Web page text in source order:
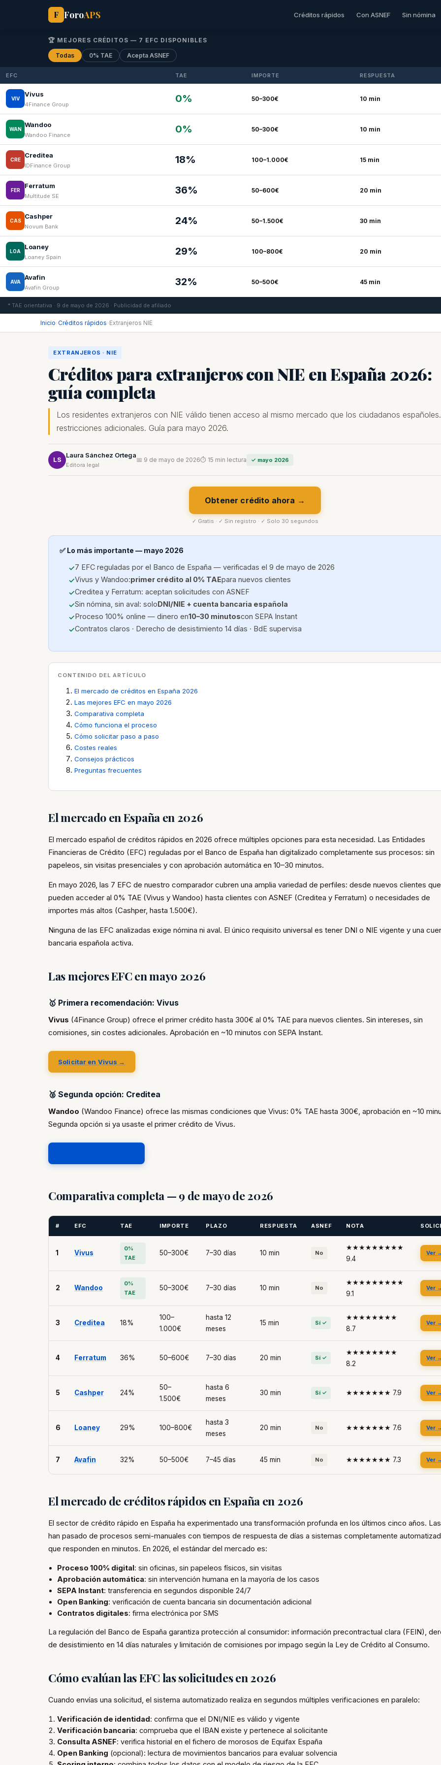
F ForoAPS Créditos rápidos Con ASNEF Sin nómina
🏆 MEJORES CRÉDITOS — 7 EFC DISPONIBLES
Todas 0% TAE Acepta ASNEF
EFC TAE IMPORTE RESPUESTA
VIV
Vivus
4Finance Group 0% 50–300€ 10 min
WAN
Wandoo
Wandoo Finance 0% 50–300€ 10 min
CRE
Creditea
IDFinance Group 18% 100–1.000€ 15 min
FER
Ferratum
Multitude SE 36% 50–600€ 20 min
CAS
Cashper
Novum Bank 24% 50–1.500€ 30 min
LOA
Loaney
Loaney Spain 29% 100–800€ 20 min
AVA
Avafin
Avafin Group 32% 50–500€ 45 min
* TAE orientativa · 9 de mayo de 2026 · Publicidad de afiliado
Inicio›Créditos rápidos›Extranjeros NIE
EXTRANJEROS · NIE
Créditos para extranjeros con NIE en España 2026:
guía completa
Los residentes extranjeros con NIE válido tienen acceso al mismo mercado que los ciudadanos
restricciones adicionales. Guía para mayo 2026.
LS
Laura Sánchez Ortega
Editora legal
📅 9 de mayo de 2026⏱ 15 min lectura ✓ mayo 2026
Obtener crédito ahora →
✓ Gratis · ✓ Sin registro · ✓ Solo 30 segundos
✅ Lo más importante — mayo 2026
7 EFC reguladas por el Banco de España — verificadas el 9 de mayo de 2026
Vivus y Wandoo:primer crédito al 0% TAEpara nuevos clientes
Creditea y Ferratum: aceptan solicitudes con ASNEF
Sin nómina, sin aval: soloDNI/NIE + cuenta bancaria española
Proceso 100% online — dinero en10–30 minutoscon SEPA Instant
Contratos claros · Derecho de desistimiento 14 días · BdE supervisa
CONTENIDO DEL ARTÍCULO
El mercado de créditos en España 2026
Las mejores EFC en mayo 2026
Comparativa completa
Cómo funciona el proceso
Cómo solicitar paso a paso
Costes reales
Consejos prácticos
Preguntas frecuentes
El mercado en España en 2026
El mercado español de créditos rápidos en 2026 ofrece múltiples opciones para esta necesidad. Las Entidades
Financieras de Crédito (EFC) reguladas por el Banco de España han digitalizado completamente sus procesos: sin
papeleos, sin visitas presenciales y con aprobación automática en 10–30 minutos.
En mayo 2026, las 7 EFC de nuestro comparador cubren una amplia variedad de perfiles: desde nuevos clientes que
pueden acceder al 0% TAE (Vivus y Wandoo) hasta clientes con ASNEF (Creditea y Ferratum) o necesidades de
importes más altos (Cashper, hasta 1.500€).
Ninguna de las EFC analizadas exige nómina ni aval. El único requisito universal es tener DNI o NIE vigente y una
bancaria española activa.
Las mejores EFC en mayo 2026
🥇 Primera recomendación: Vivus
Vivus (4Finance Group) ofrece el primer crédito hasta 300€ al 0% TAE para nuevos clientes. Sin intereses, sin
comisiones, sin costes adicionales. Aprobación en ~10 minutos con SEPA Instant.
Solicitar en Vivus →
🥈 Segunda opción: Creditea
Wandoo (Wandoo Finance) ofrece las mismas condiciones que Vivus: 0% TAE hasta 300€, aprobación en ~10
Segunda opción si ya usaste el primer crédito de Vivus.
Comparativa completa — 9 de mayo de 2026
# EFC TAE IMPORTE PLAZO RESPUESTA ASNEF NOTA
1 Vivus
0%
TAE
50–300€ 7–30 días 10 min No
★★★★★★★★★
9.4
Ver
2 Wandoo
0%
TAE
50–300€ 7–30 días 10 min No
★★★★★★★★★
9.1
Ver
3 Creditea 18%
100–
1.000€
hasta 12
meses
15 min Sí ✓
★★★★★★★★
8.7
Ver
4 Ferratum 36% 50–600€ 7–30 días 20 min Sí ✓
★★★★★★★★
8.2
Ver
5 Cashper 24%
50–
1.500€
hasta 6
meses
30 min Sí ✓ ★★★★★★★ 7.9 Ver
6 Loaney 29% 100–800€
hasta 3
meses
20 min No ★★★★★★★ 7.6 Ver
7 Avafin 32% 50–500€ 7–45 días 45 min No ★★★★★★★ 7.3 Ver
El mercado de créditos rápidos en España en 2026
El sector de crédito rápido en España ha experimentado una transformación profunda en los últimos cinco años.
han pasado de procesos semi-manuales con tiempos de respuesta de días a sistemas completamente
que responden en minutos. En 2026, el estándar del mercado es:
Proceso 100% digital: sin oficinas, sin papeleos físicos, sin visitas
Aprobación automática: sin intervención humana en la mayoría de los casos
SEPA Instant: transferencia en segundos disponible 24/7
Open Banking: verificación de cuenta bancaria sin documentación adicional
Contratos digitales: firma electrónica por SMS
La regulación del Banco de España garantiza protección al consumidor: información precontractual clara (FEIN),
de desistimiento en 14 días naturales y limitación de comisiones por impago según la Ley de Crédito al Consumo.
Cómo evalúan las EFC las solicitudes en 2026
Cuando envías una solicitud, el sistema automatizado realiza en segundos múltiples verificaciones en paralelo:
Verificación de identidad: confirma que el DNI/NIE es válido y vigente
Verificación bancaria: comprueba que el IBAN existe y pertenece al solicitante
Consulta ASNEF: verifica historial en el fichero de morosos de Equifax España
Open Banking (opcional): lectura de movimientos bancarios para evaluar solvencia